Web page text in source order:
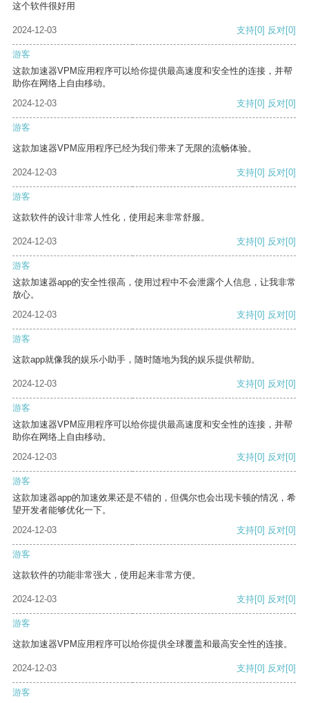
这个软件很好用
2024-12-03 支持[0] 反对[0]
游客
这款加速器VPM应用程序可以给你提供最高速度和安全性的连接，并帮
助你在网络上自由移动。
2024-12-03
支持[0] 反对[0]
游客
这款加速器VPM应用程序已经为我们带来了无限的流畅体验。
2024-12-03 支持[0] 反对[0]
游客
这款软件的设计非常人性化，使用起来非常舒服。
2024-12-03 支持[0] 反对[0]
游客
这款加速器app的安全性很高，使用过程中不会泄露个人信息，让我非常
放心。
2024-12-03
支持[0] 反对[0]
游客
这款app就像我的娱乐小助手，随时随地为我的娱乐提供帮助。
2024-12-03 支持[0] 反对[0]
游客
这款加速器VPM应用程序可以给你提供最高速度和安全性的连接，并帮
助你在网络上自由移动。
2024-12-03
支持[0] 反对[0]
游客
这款加速器app的加速效果还是不错的，但偶尔也会出现卡顿的情况，希
望开发者能够优化一下。
2024-12-03
支持[0] 反对[0]
游客
这款软件的功能非常强大，使用起来非常方便。
2024-12-03 支持[0] 反对[0]
游客
这款加速器VPM应用程序可以给你提供全球覆盖和最高安全性的连接。
2024-12-03 支持[0] 反对[0]
游客